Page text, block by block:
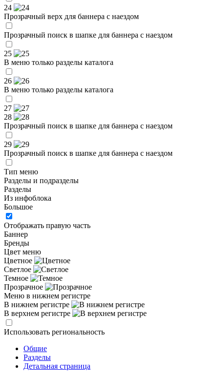
24
Прозрачный верх для баннера с наездом
Прозрачный поиск в шапке для баннера с наездом
25
В меню только разделы каталога
26
В меню только разделы каталога
27
28
Прозрачный поиск в шапке для баннера с наездом
29
Прозрачный поиск в шапке для баннера с наездом
Тип меню
Разделы и подразделы
Разделы
Из инфоблока
Большое
Отображать правую часть
Баннер
Бренды
Цвет меню
Цветное
Светлое
Темное
Прозрачное
Меню в нижнем регистре
В нижнем регистре
В верхнем регистре
Использовать региональность
Общие
Разделы
Детальная страница